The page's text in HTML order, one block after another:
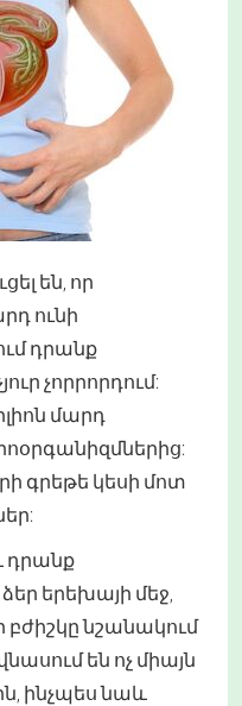
են, որ
ունի
դրանք
չորրորդում:
մարդ
գրեթե կեսի մոտ
դրանք
երեխայի մեջ,
նշանակում
են ոչ միայն
ինչպես նաև